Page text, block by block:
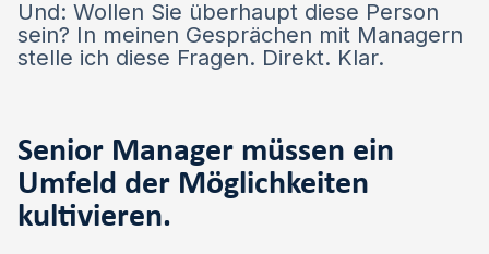
Und: Wollen Sie überhaupt diese Person
sein? In meinen Gesprächen mit Managern
stelle ich diese Fragen. Direkt. Klar.
Senior Manager müssen ein
Umfeld der Möglichkeiten
kultivieren.